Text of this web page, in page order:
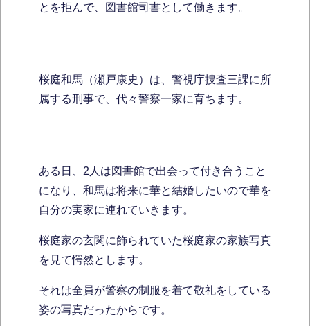
とを拒んで、図書館司書として働きます。
桜庭和馬（瀬戸康史）は、警視庁捜査三課に所
属する刑事で、代々警察一家に育ちます。
ある日、2人は図書館で出会って付き合うこと
になり、和馬は将来に華と結婚したいので華を
自分の実家に連れていきます。
桜庭家の玄関に飾られていた桜庭家の家族写真
を見て愕然とします。
それは全員が警察の制服を着て敬礼をしている
姿の写真だったからです。